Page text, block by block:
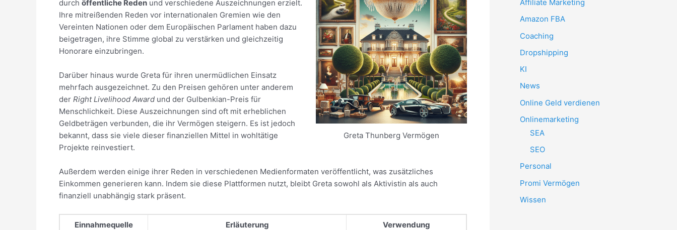
Greta Thunberg Vermögen
durch öffentliche Reden und verschiedene Auszeichnungen erzielt.
Ihre mitreißenden Reden vor internationalen Gremien wie den
Vereinten Nationen oder dem Europäischen Parlament haben dazu
beigetragen, ihre Stimme global zu verstärken und gleichzeitig
Honorare einzubringen.
Darüber hinaus wurde Greta für ihren unermüdlichen Einsatz
mehrfach ausgezeichnet. Zu den Preisen gehören unter anderem
der Right Livelihood Award und der Gulbenkian-Preis für
Menschlichkeit. Diese Auszeichnungen sind oft mit erheblichen
Geldbeträgen verbunden, die ihr Vermögen steigern. Es ist jedoch
bekannt, dass sie viele dieser finanziellen Mittel in wohltätige
Projekte reinvestiert.
Außerdem werden einige ihrer Reden in verschiedenen Medienformaten veröffentlicht, was zusätzliches
Einkommen generieren kann. Indem sie diese Plattformen nutzt, bleibt Greta sowohl als Aktivistin als auch
finanziell unabhängig stark präsent.
Einnahmequelle Erläuterung Verwendung
Affiliate Marketing
Amazon FBA
Coaching
Dropshipping
KI
News
Online Geld verdienen
Onlinemarketing
SEA
SEO
Personal
Promi Vermögen
Wissen